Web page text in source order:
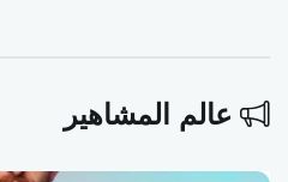
عالم المشاهير